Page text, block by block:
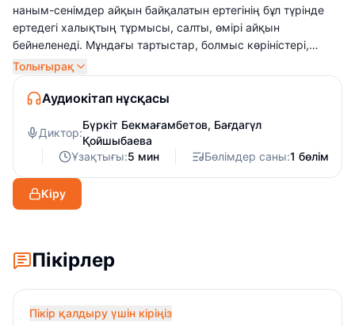
наным-сенімдер айқын байқалатын ертегінің бұл түрінде
ертедегі халықтың тұрмысы, салты, өмірі айқын
бейнеленеді. Мұндағы тартыстар, болмыс көріністері,
адамдардың қарым-қатынасы – бәрі халықтың
эстетикалық рухында баяндалады. Табиғаттың дүлей
апаттарына қарсы тұрып, өмір үшін жауыз күштермен,
әділдіктің жеңіске жетіп, зұлымдықтың әшкереленуі –
халықтың асқақ мұратын білдіреді. Қиял-ғажайып
ертегілер сырлы да құпия әлемге жетелеп қана қоймай,
оқушысының ой-қиялын дамытып, ізгілікке, бауырмалдық
пен адамгершілікке, тапқыр да батыл болуға баулиды.
Толығырақ
Аудиокітап нұсқасы
Диктор:
Бүркіт Бекмағамбетов, Бағдагүл
Қойшыбаева
Ұзақтығы:5 мин Бөлімдер саны:1 бөлім
Кіру
Пікірлер
Пікір қалдыру үшін кіріңіз